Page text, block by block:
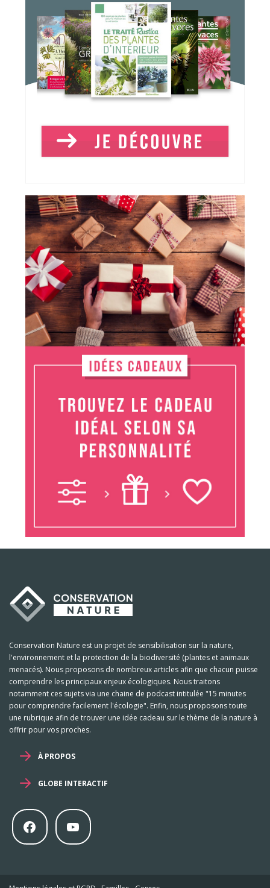
Conservation Nature est un projet de sensibilisation sur la nature,
l'environnement et la protection de la biodiversité (plantes et animaux
menacés). Nous proposons de nombreux articles afin que chacun puisse
comprendre les principaux enjeux écologiques. Nous traitons
notamment ces sujets via une chaine de podcast intitulée "15 minutes
pour comprendre facilement l'écologie". Enfin, nous proposons toute
une rubrique afin de trouver une idée cadeau sur le thème de la nature à
offrir pour vos proches.
À PROPOS
GLOBE INTERACTIF